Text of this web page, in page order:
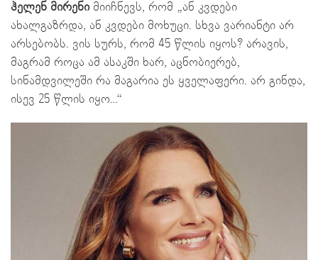
ჰელენ მირენიმიიჩნევს, რომ „ან კვდები
ახალგაზრდა, ან კვდები მოხუცი. სხვა ვარიანტი არ
არსებობს. ვის სურს, რომ 45 წლის იყოს? არავის,
მაგრამ როცა ამ ასაკში ხარ, აცნობიერებ,
სინამდვილეში რა მაგარია ეს ყველაფერი. არ გინდა,
ისევ 25 წლის იყო…“